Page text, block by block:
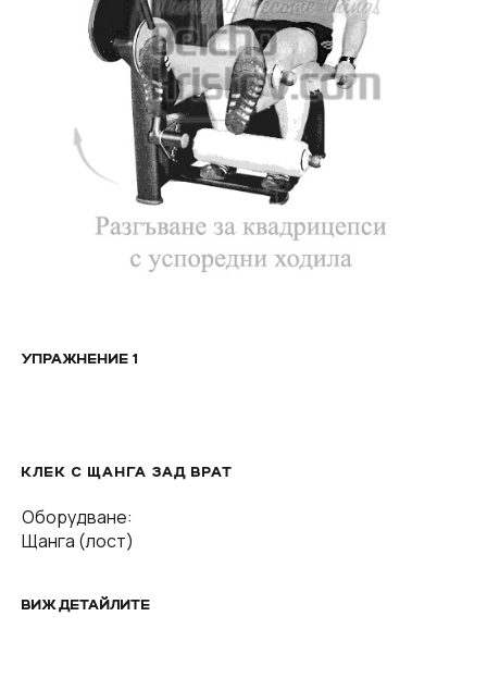
УПРАЖНЕНИЕ 1
КЛЕК С ЩАНГА ЗАД ВРАТ
Оборудване:
Щанга (лост)
ВИЖ ДЕТАЙЛИТЕ